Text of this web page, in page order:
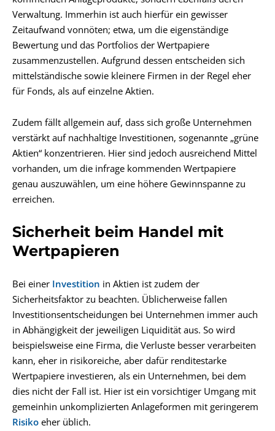
Verwaltung. Immerhin ist auch hierfür ein gewisser
Zeitaufwand vonnöten; etwa, um die eigenständige
Bewertung und das Portfolios der Wertpapiere
zusammenzustellen. Aufgrund dessen entscheiden sich
mittelständische sowie kleinere Firmen in der Regel eher
für Fonds, als auf einzelne Aktien.
Zudem fällt allgemein auf, dass sich große Unternehmen
verstärkt auf nachhaltige Investitionen, sogenannte „grüne
Aktien“ konzentrieren. Hier sind jedoch ausreichend Mittel
vorhanden, um die infrage kommenden Wertpapiere
genau auszuwählen, um eine höhere Gewinnspanne zu
erreichen.
Sicherheit beim Handel mit
Wertpapieren
Bei einer Investition in Aktien ist zudem der
Sicherheitsfaktor zu beachten. Üblicherweise fallen
Investitionsentscheidungen bei Unternehmen immer auch
in Abhängigkeit der jeweiligen Liquidität aus. So wird
beispielsweise eine Firma, die Verluste besser verarbeiten
kann, eher in risikoreiche, aber dafür renditestarke
Wertpapiere investieren, als ein Unternehmen, bei dem
dies nicht der Fall ist. Hier ist ein vorsichtiger Umgang mit
gemeinhin unkomplizierten Anlageformen mit geringerem
Risiko eher üblich.